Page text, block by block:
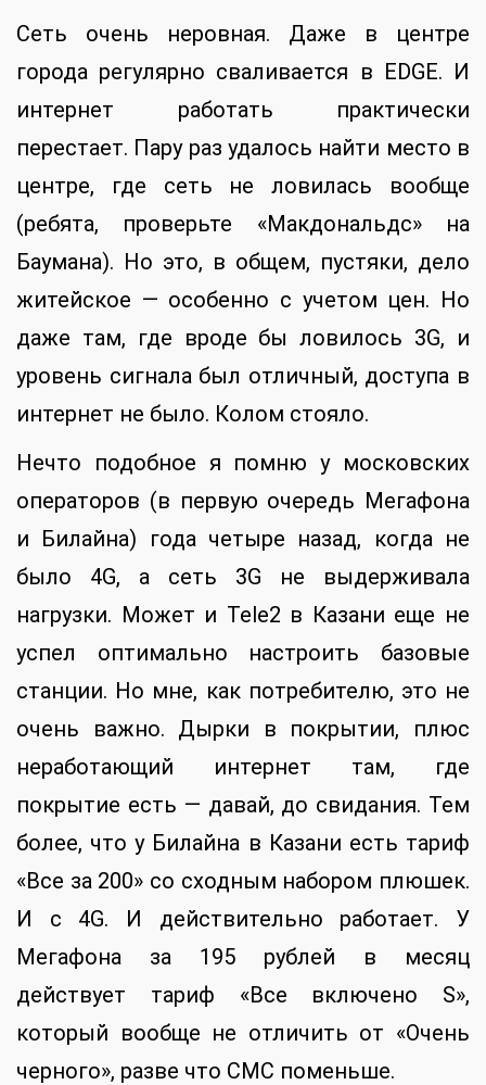
Сеть очень неровная. Даже в центре
города регулярно сваливается в EDGE. И
интернет работать практически
перестает. Пару раз удалось найти место в
центре, где сеть не ловилась вообще
(ребята, проверьте «Макдональдс» на
Баумана). Но это, в общем, пустяки, дело
житейское — особенно с учетом цен. Но
даже там, где вроде бы ловилось 3G, и
уровень сигнала был отличный, доступа в
интернет не было. Колом стояло.
Нечто подобное я помню у московских
операторов (в первую очередь Мегафона
и Билайна) года четыре назад, когда не
было 4G, а сеть 3G не выдерживала
нагрузки. Может и Tele2 в Казани еще не
успел оптимально настроить базовые
станции. Но мне, как потребителю, это не
очень важно. Дырки в покрытии, плюс
неработающий интернет там, где
покрытие есть — давай, до свидания. Тем
более, что у Билайна в Казани есть тариф
«Все за 200» со сходным набором плюшек.
И с 4G. И действительно работает. У
Мегафона за 195 рублей в месяц
действует тариф «Все включено S»,
который вообще не отличить от «Очень
черного», разве что СМС поменьше.